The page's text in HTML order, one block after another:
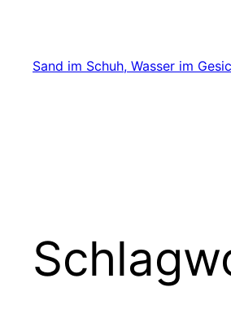
springen
Sand im Schuh, Wasser im